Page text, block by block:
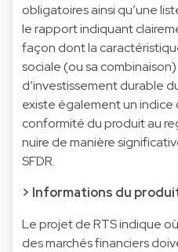
obligatoires ainsi qu’une
le rapport indiquant
façon dont la
sociale (ou sa
d’investissement durable
existe également un
conformité du produit au
nuire de manière
SFDR.
> Informations du
Le projet de RTS indique
des marchés financiers